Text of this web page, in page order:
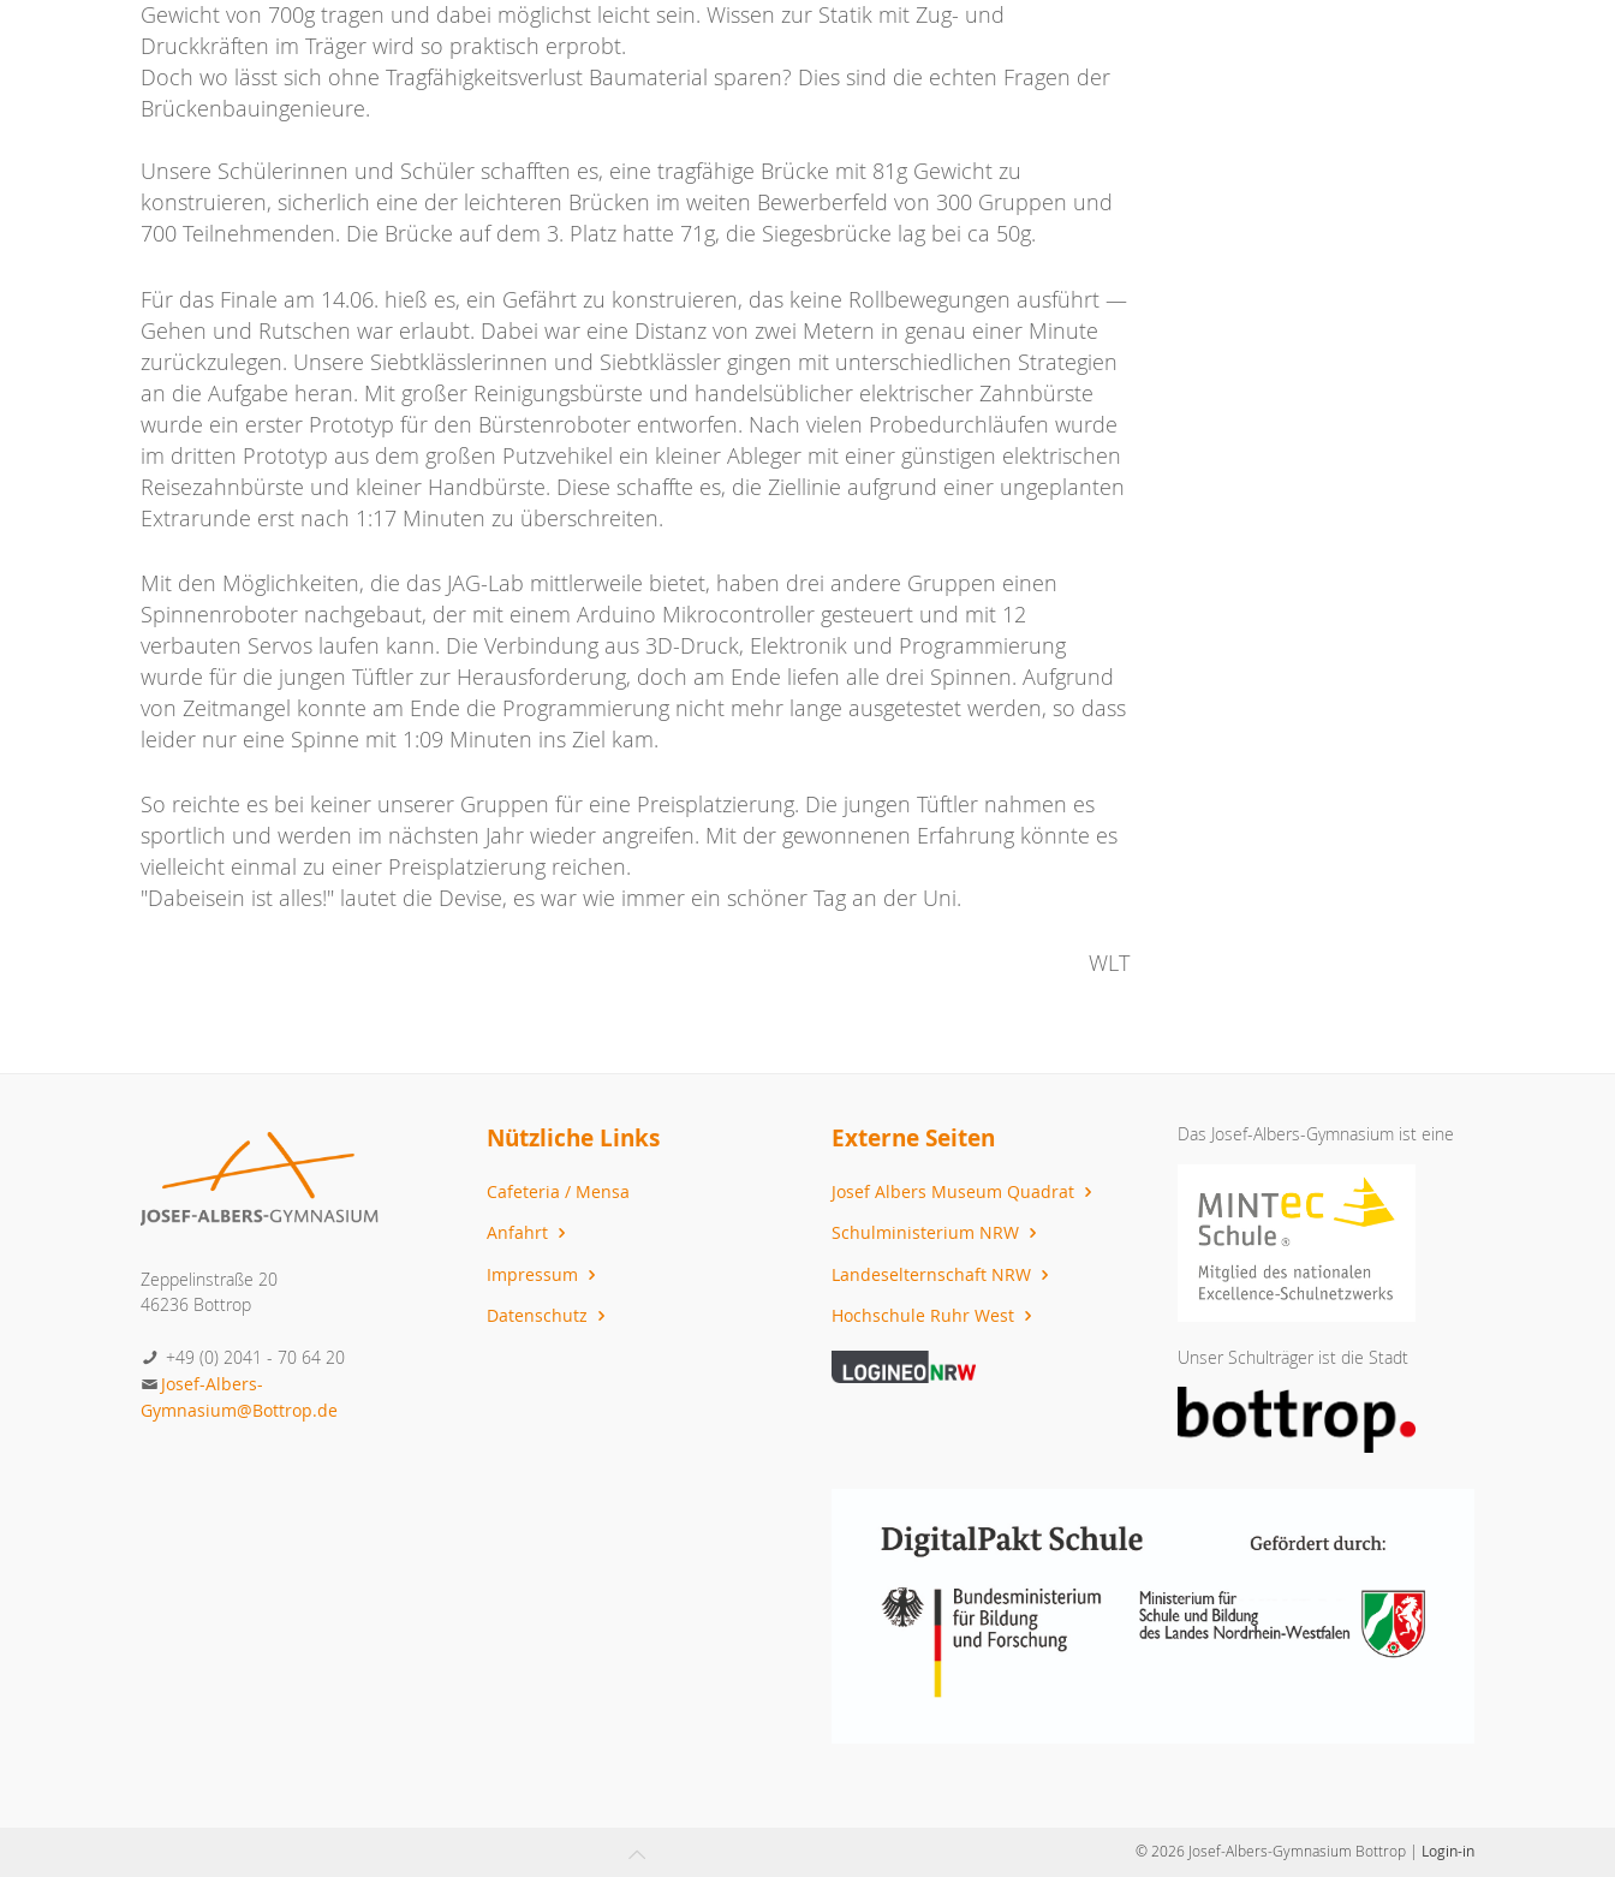
Gewicht von 700g tragen und dabei möglichst leicht sein. Wissen zur Statik mit Zug- und
Druckkräften im Träger wird so praktisch erprobt.
Doch wo lässt sich ohne Tragfähigkeitsverlust Baumaterial sparen? Dies sind die echten Fragen der
Brückenbauingenieure.
Unsere Schülerinnen und Schüler schafften es, eine tragfähige Brücke mit 81g Gewicht zu
konstruieren, sicherlich eine der leichteren Brücken im weiten Bewerberfeld von 300 Gruppen und
700 Teilnehmenden. Die Brücke auf dem 3. Platz hatte 71g, die Siegesbrücke lag bei ca 50g.
Für das Finale am 14.06. hieß es, ein Gefährt zu konstruieren, das keine Rollbewegungen ausführt —
Gehen und Rutschen war erlaubt. Dabei war eine Distanz von zwei Metern in genau einer Minute
zurückzulegen. Unsere Siebtklässlerinnen und Siebtklässler gingen mit unterschiedlichen Strategien
an die Aufgabe heran. Mit großer Reinigungsbürste und handelsüblicher elektrischer Zahnbürste
wurde ein erster Prototyp für den Bürstenroboter entworfen. Nach vielen Probedurchläufen wurde
im dritten Prototyp aus dem großen Putzvehikel ein kleiner Ableger mit einer günstigen elektrischen
Reisezahnbürste und kleiner Handbürste. Diese schaffte es, die Ziellinie aufgrund einer ungeplanten
Extrarunde erst nach 1:17 Minuten zu überschreiten.
Mit den Möglichkeiten, die das JAG-Lab mittlerweile bietet, haben drei andere Gruppen einen
Spinnenroboter nachgebaut, der mit einem Arduino Mikrocontroller gesteuert und mit 12
verbauten Servos laufen kann. Die Verbindung aus 3D-Druck, Elektronik und Programmierung
wurde für die jungen Tüftler zur Herausforderung, doch am Ende liefen alle drei Spinnen. Aufgrund
von Zeitmangel konnte am Ende die Programmierung nicht mehr lange ausgetestet werden, so dass
leider nur eine Spinne mit 1:09 Minuten ins Ziel kam.
So reichte es bei keiner unserer Gruppen für eine Preisplatzierung. Die jungen Tüftler nahmen es
sportlich und werden im nächsten Jahr wieder angreifen. Mit der gewonnenen Erfahrung könnte es
vielleicht einmal zu einer Preisplatzierung reichen.
"Dabeisein ist alles!" lautet die Devise, es war wie immer ein schöner Tag an der Uni.
WLT
Zeppelinstraße 20
46236 Bottrop
+49 (0) 2041 - 70 64 20
Josef-Albers-
Gymnasium@Bottrop.de
Nützliche Links
Cafeteria / Mensa
Anfahrt
Impressum
Datenschutz
Externe Seiten
Josef Albers Museum Quadrat
Schulministerium NRW
Landeselternschaft NRW
Hochschule Ruhr West
Das Josef-Albers-Gymnasium ist eine
Unser Schulträger ist die Stadt
© 2026 Josef-Albers-Gymnasium Bottrop | Login-in